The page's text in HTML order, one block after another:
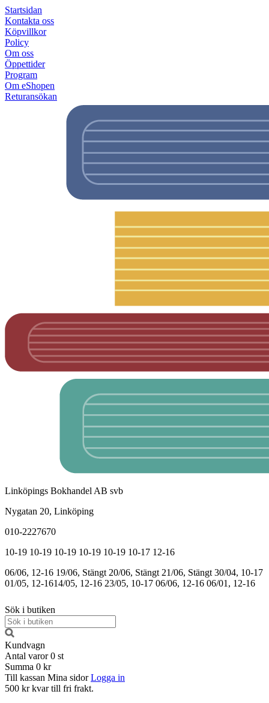
Startsidan
Kontakta oss
Köpvillkor
Policy
Om oss
Öppettider
Program
Om eShopen
Returansökan
Linköpings Bokhandel AB svb
Nygatan 20, Linköping
010-2227670
10-19 10-19 10-19 10-19 10-19 10-17 12-16
06/06, 12-16 19/06, Stängt 20/06, Stängt 21/06, Stängt 30/04, 10-17
01/05, 12-1614/05, 12-16 23/05, 10-17 06/06, 12-16 06/01, 12-16
Sök i butiken
Kundvagn
Antal varor 0 st
Summa 0 kr
Till kassan Mina sidor Logga in
500 kr kvar till fri frakt.